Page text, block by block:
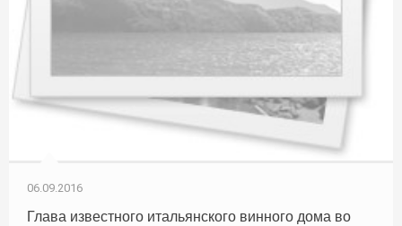
06.09.2016
Глава известного итальянского винного дома во